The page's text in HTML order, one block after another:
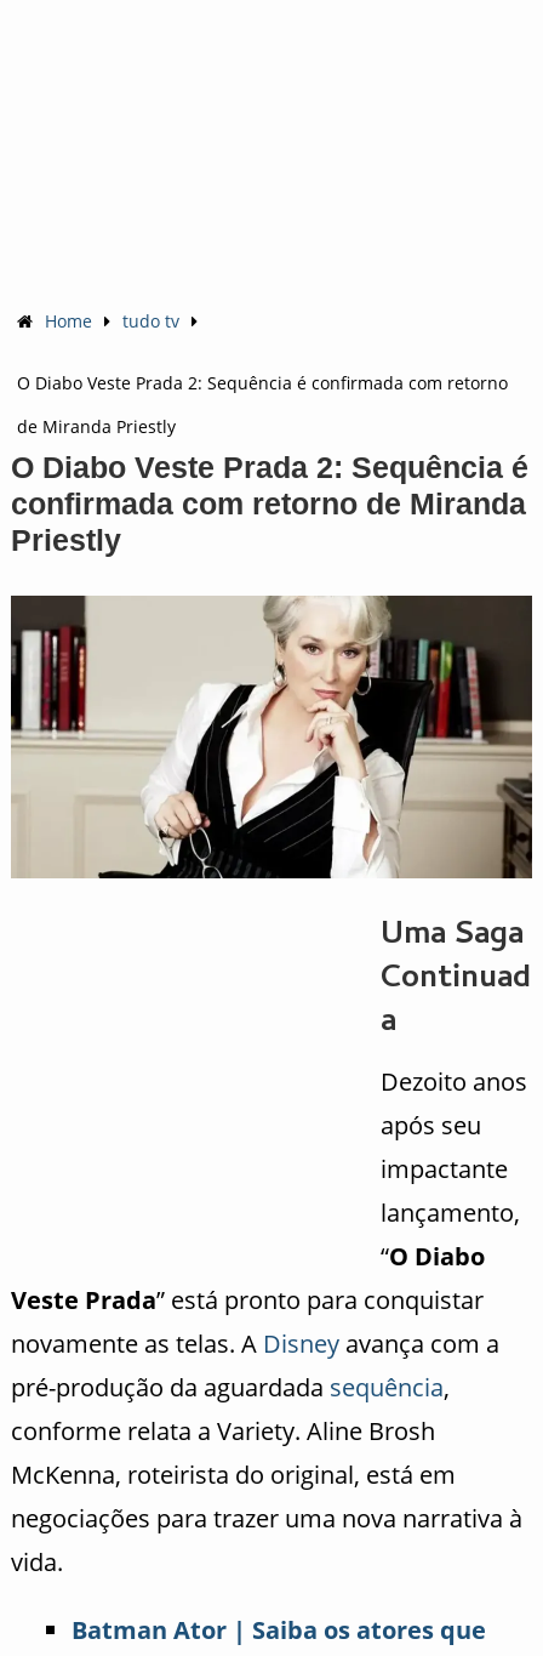
Home tudo tv
O Diabo Veste Prada 2: Sequência é confirmada com retorno
de Miranda Priestly
O Diabo Veste Prada 2: Sequência é
confirmada com retorno de Miranda
Priestly
Uma Saga
Continuad
a
Dezoito anos
após seu
impactante
lançamento,
“O Diabo
Veste Prada” está pronto para conquistar
novamente as telas. A Disneyavança com a
pré-produção da aguardada sequência,
conforme relata a Variety. Aline Brosh
McKenna, roteirista do original, está em
negociações para trazer uma nova narrativa à
vida.
Batman Ator | Saiba os atores que